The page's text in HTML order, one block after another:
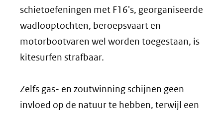
schietoefeningen met F16's, georganiseerde
wadlooptochten, beroepsvaart en
motorbootvaren wel worden toegestaan, is
kitesurfen strafbaar.
Zelfs gas- en zoutwinning schijnen geen
invloed op de natuur te hebben, terwijl een